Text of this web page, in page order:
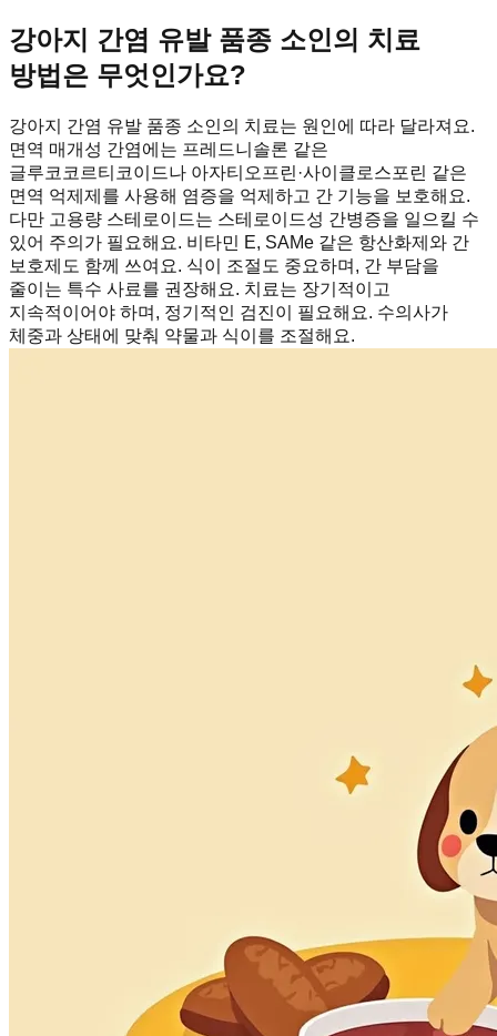
강아지 간염 유발 품종 소인의 치료
방법은 무엇인가요?
강아지 간염 유발 품종 소인의 치료는 원인에 따라 달라져요.
면역 매개성 간염에는 프레드니솔론 같은
글루코코르티코이드나 아자티오프린·사이클로스포린 같은
면역 억제제를 사용해 염증을 억제하고 간 기능을 보호해요.
다만 고용량 스테로이드는 스테로이드성 간병증을 일으킬 수
있어 주의가 필요해요. 비타민 E, SAMe 같은 항산화제와 간
보호제도 함께 쓰여요. 식이 조절도 중요하며, 간 부담을
줄이는 특수 사료를 권장해요. 치료는 장기적이고
지속적이어야 하며, 정기적인 검진이 필요해요. 수의사가
체중과 상태에 맞춰 약물과 식이를 조절해요.